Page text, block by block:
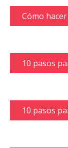
Cómo
10 pasos
10 pasos